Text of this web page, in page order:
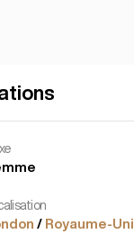
/ Royaume-Uni